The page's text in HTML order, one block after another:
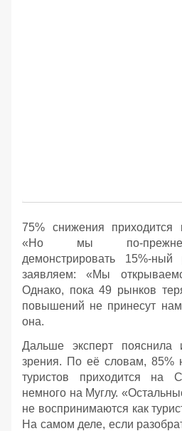
75% снижения
«Но мы по-
демонстрировать 15%-
заявляем: «Мы
Однако, пока 49 рынков
повышений не принесут
она.
Дальше эксперт пояснила
зрения. По её словам, 85%
туристов приходится на
немного на Муглу.
не воспринимаются как
На самом деле, если